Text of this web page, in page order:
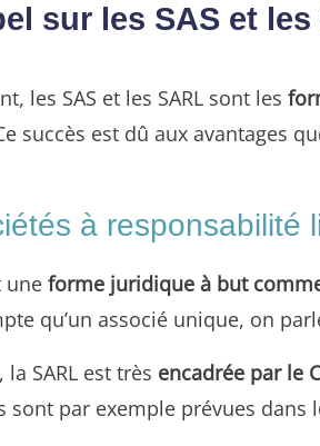
sur les SAS et les
les SAS et les SARL sont les
succès est dû aux avantages
à responsabilité
une forme juridique à but
qu’un associé unique, on
la SARL est très encadrée par le
sont par exemple prévues dans